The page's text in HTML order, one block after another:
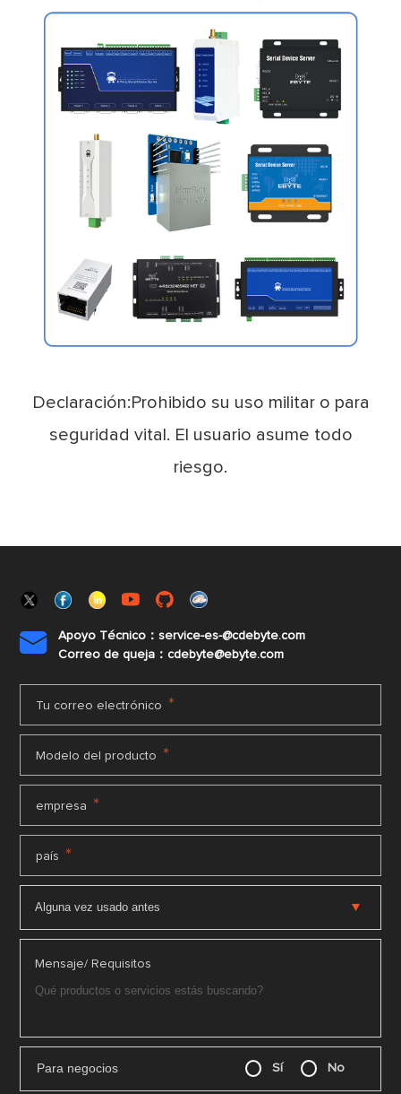
Declaración:Prohibido su uso militar o para
seguridad vital. El usuario asume todo
riesgo.

Apoyo Técnico：service-es-@cdebyte.com
Correo de queja：cdebyte@ebyte.com
Tu correo electrónico *
Modelo del producto *
empresa *
país *
Mensaje/ Requisitos
Para negocios Sí No